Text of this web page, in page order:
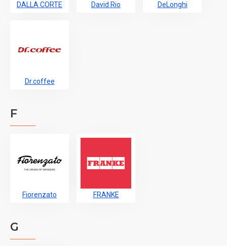
DALLA CORTE David Rio DeLonghi
Dr.coffee
F
Fiorenzato FRANKE
G